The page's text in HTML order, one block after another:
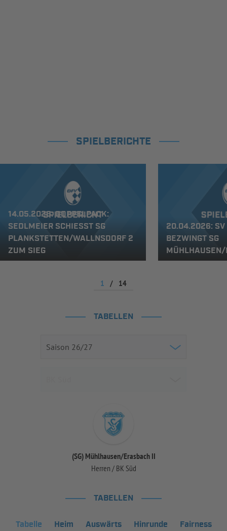
SPIELBERICHTE
14.05.2026: DOPPELPACK:
SEDLMEIER SCHIESST SG P
LANKSTETTEN/WALLNSDORF 2 Z
UM SIEG
20.04.2026: SV
BEZWINGT SG
1 / 14
TABELLEN
(SG) Mühlhausen/Erasbach II
Herren / BK Süd
TABELLEN
Tabelle Heim Auswärts Hinrunde Fairness